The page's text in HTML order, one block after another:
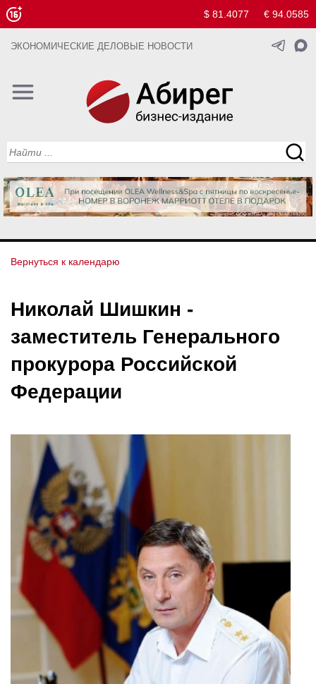
$ 81.4077 € 94.0585
ЭКОНОМИЧЕСКИЕ ДЕЛОВЫЕ НОВОСТИ
Вернуться к календарю
Николай Шишкин -
заместитель Генерального
прокурора Российской
Федерации